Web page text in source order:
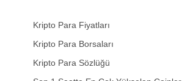
Kripto Para Fiyatları
Kripto Para Borsaları
Kripto Para Sözlüğü